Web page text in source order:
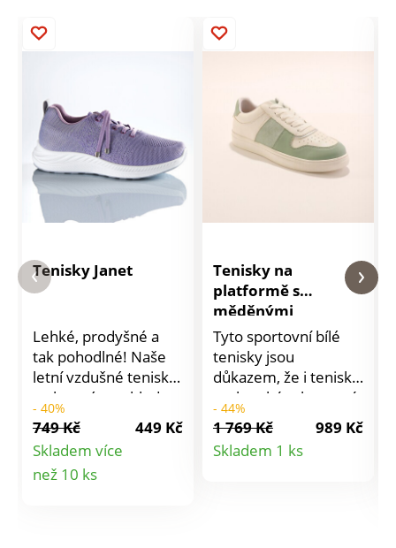
Tenisky Janet
Lehké, prodyšné a
tak pohodlné! Naše
letní vzdušné tenisky
v pleteném vzhledu s
módním barevným
přechodem se hodí
kdykoli a kamkoli.
Snadné nazouvání
- 40%
749 Kč
449 Kč
Skladem více
než 10 ks
Tenisky na
platformě s
měděnými
vsadkami
Tyto sportovní bílé
tenisky jsou
důkazem, že i tenisky
mohou být elegantní.
Komfortní kožená
stélka. V členitém
střihu, vsadky v
- 44%
1 769 Kč
989 Kč
Skladem 1 ks
Detail